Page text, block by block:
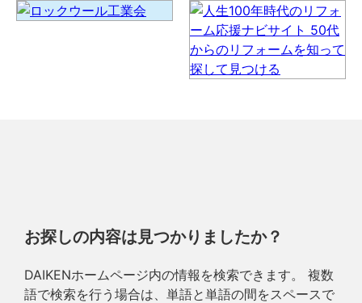
お探しの内容は見つかりましたか？
DAIKENホームページ内の情報を検索できます。 複数
語で検索を行う場合は、単語と単語の間をスペースで